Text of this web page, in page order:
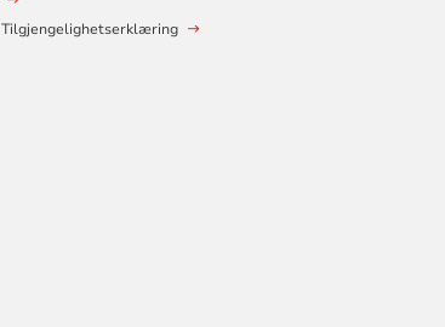
Tilgjengelighetserklæring